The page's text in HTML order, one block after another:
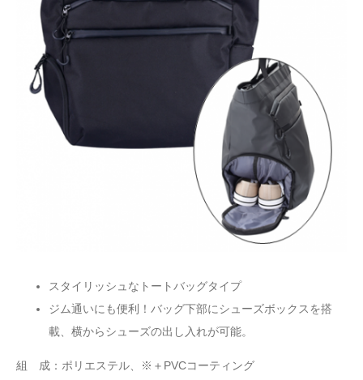
スタイリッシュなトートバッグタイプ
ジム通いにも便利！バッグ下部にシューズボックスを搭
載、横からシューズの出し入れが可能。
組 成：ポリエステル、※＋PVCコーティング